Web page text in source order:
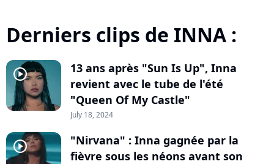
Derniers clips de INNA :
player2
13 ans après "Sun Is Up", Inna
revient avec le tube de l'été
"Queen Of My Castle"
July 18, 2024
player2
"Nirvana" : Inna gagnée par la
fièvre sous les néons avant son